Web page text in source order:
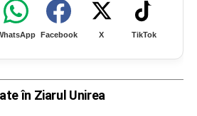
Facebook X TikTok
în Ziarul Unirea